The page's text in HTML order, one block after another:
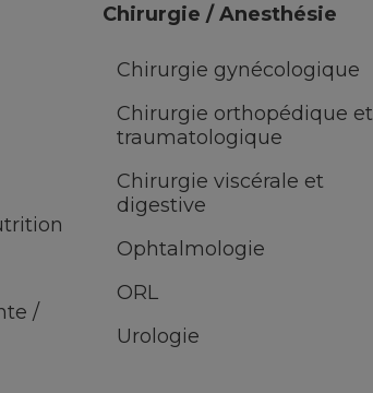
/
Chirurgie / Anesthésie
Chirurgie gynécologique
Chirurgie orthopédique et
traumatologique
Chirurgie viscérale et
digestive
Ophtalmologie
ORL
Urologie